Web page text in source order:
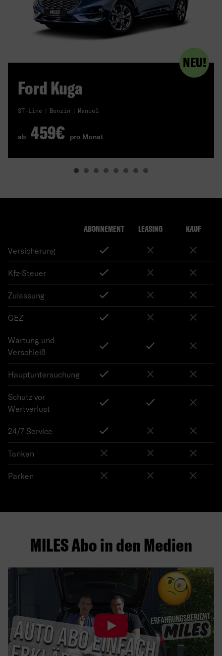
NEU!
Ford Kuga
ST-Line Benzin Manuel
ab 459€ pro Monat
ABONNEMENT LEASING KAUF
Versicherung
Kfz-Steuer
Zulassung
GEZ
Wartung und
Verschleiß
Hauptuntersuchung
Schutz vor
Wertverlust
24/7 Service
Tanken
Parken
MILES Abo in den Medien